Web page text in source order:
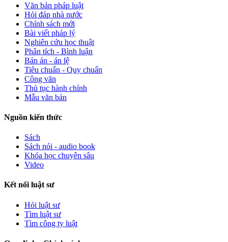
Văn bản pháp luật
Hỏi đáp nhà nước
Chính sách mới
Bài viết pháp lý
Nghiên cứu học thuật
Phân tích - Bình luận
Bản án - án lệ
Tiêu chuẩn - Quy chuẩn
Công văn
Thủ tục hành chính
Mẫu văn bản
Nguồn kiến thức
Sách
Sách nói - audio book
Khóa học chuyên sâu
Video
Kết nối luật sư
Hỏi luật sư
Tìm luật sư
Tìm công ty luật